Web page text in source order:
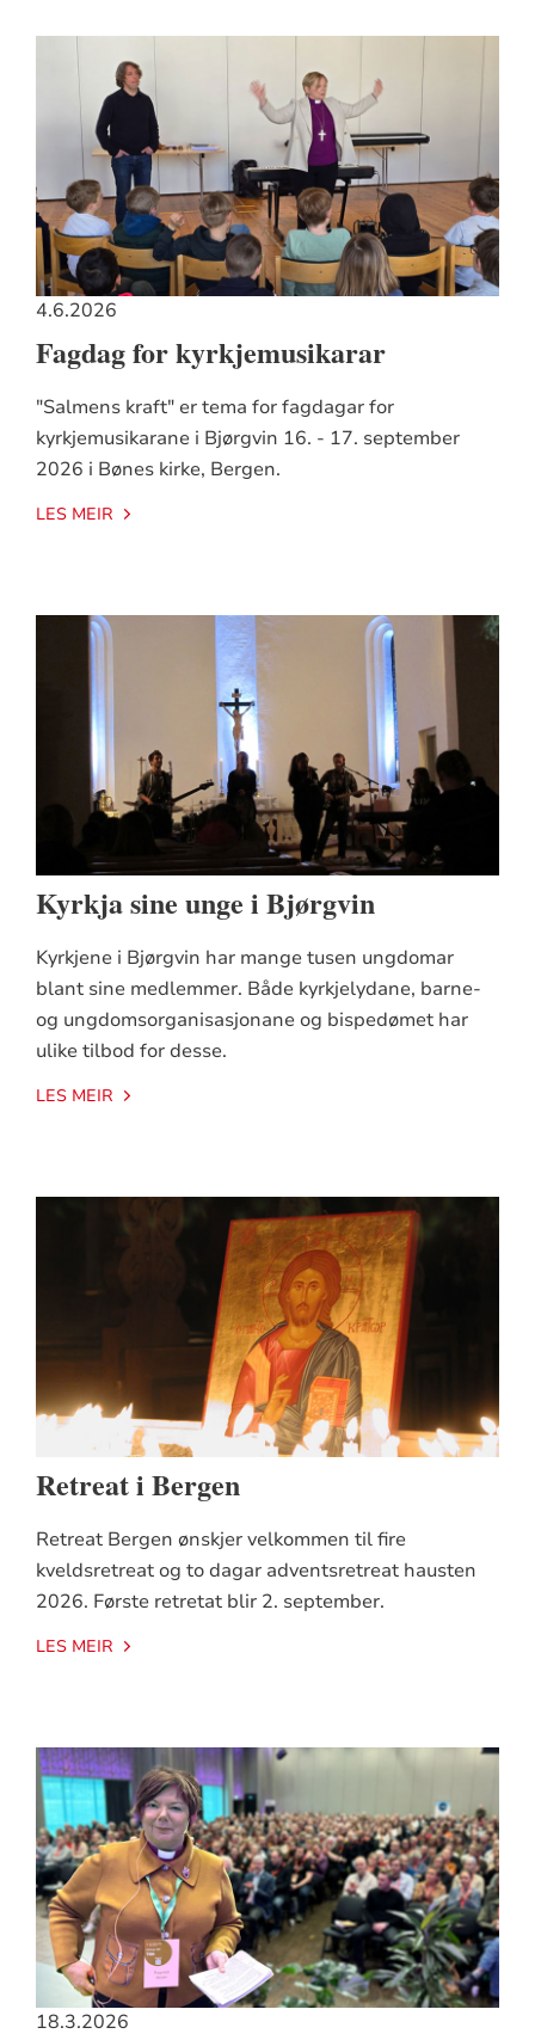
4.6.2026
Fagdag for kyrkjemusikarar
"Salmens kraft" er tema for fagdagar for
kyrkjemusikarane i Bjørgvin 16. - 17. september
2026 i Bønes kirke, Bergen.
LES MEIR
Kyrkja sine unge i Bjørgvin
Kyrkjene i Bjørgvin har mange tusen ungdomar
blant sine medlemmer. Både kyrkjelydane, barne-
og ungdomsorganisasjonane og bispedømet har
ulike tilbod for desse.
LES MEIR
Retreat i Bergen
Retreat Bergen ønskjer velkommen til fire
kveldsretreat og to dagar adventsretreat hausten
2026. Første retretat blir 2. september.
LES MEIR
18.3.2026